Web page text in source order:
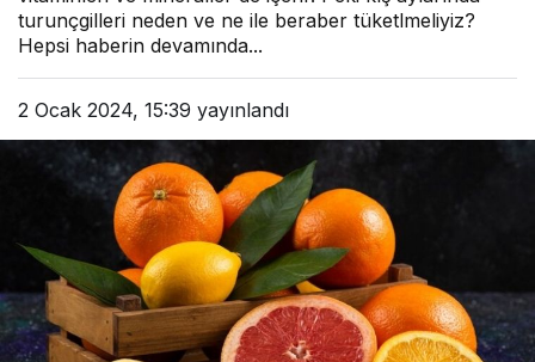
turunçgilleri neden ve ne ile beraber tüketlmeliyiz?
Hepsi haberin devamında...
2 Ocak 2024, 15:39 yayınlandı